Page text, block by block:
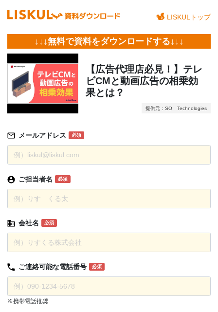
LISKULトップ
↓↓↓無料で資料をダウンロードする↓↓↓
【広告代理店必見！】テレ
ビCMと動画広告の相乗効
果とは？
提供元：SO Technologies
メールアドレス 必須
ご担当者名 必須
会社名 必須
ご連絡可能な電話番号 必須
※携帯電話推奨